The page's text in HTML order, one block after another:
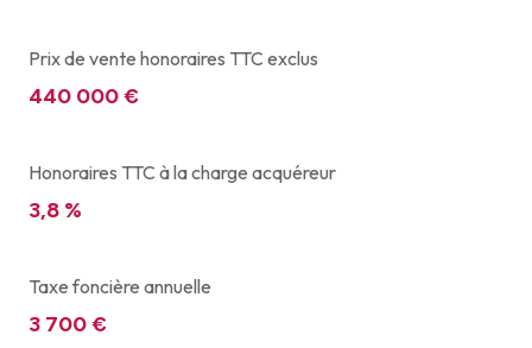
Prix de vente honoraires TTC exclus
440 000 €
Honoraires TTC à la charge acquéreur
3,8 %
Taxe foncière annuelle
3 700 €